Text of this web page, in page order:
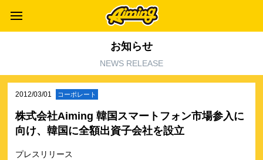
お知らせ
NEWS RELEASE
2012/03/01 コーポレート
株式会社Aiming 韓国スマートフォン市場参入に
向け、韓国に全額出資子会社を設立
プレスリリース